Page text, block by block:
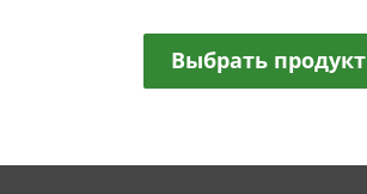
Выбрать продукт